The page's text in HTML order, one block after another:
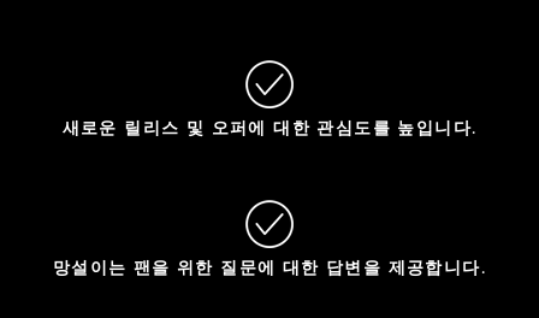
새로운 릴리스 및 오퍼에 대한 관심도를 높입니다.
망설이는 팬을 위한 질문에 대한 답변을 제공합니다.